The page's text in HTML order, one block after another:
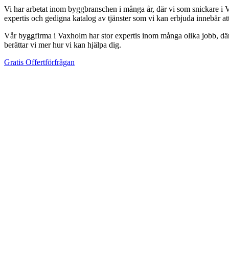
Vi har arbetat inom byggbranschen i många år, där vi som snickare
expertis och gedigna katalog av tjänster som vi kan erbjuda innebär
Vår byggfirma i Vaxholm har stor expertis inom många olika jobb,
berättar vi mer hur vi kan hjälpa dig.
Gratis Offertförfrågan